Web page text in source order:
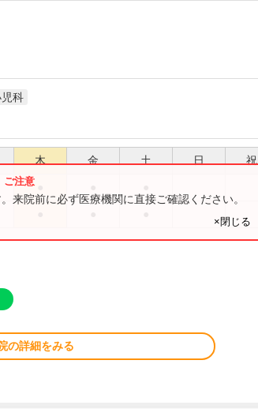
科
木 金 土 日 祝
来院前に必ず医療機関に直接ご確認ください。
×閉じる
の詳細をみる